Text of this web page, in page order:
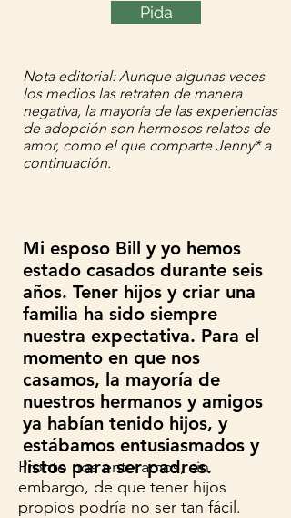
Pida
Pronto nos enteramos, sin
embargo, de que tener hijos
propios podría no ser tan fácil.
Nota editorial: Aunque algunas veces
los medios las retraten de manera
negativa, la mayoría de las experiencias
de adopción son hermosos relatos de
amor, como el que comparte Jenny* a
continuación.
Mi esposo Bill y yo hemos
estado casados durante seis
años. Tener hijos y criar una
familia ha sido siempre
nuestra expectativa. Para el
momento en que nos
casamos, la mayoría de
nuestros hermanos y amigos
ya habían tenido hijos, y
estábamos entusiasmados y
listos para ser padres.